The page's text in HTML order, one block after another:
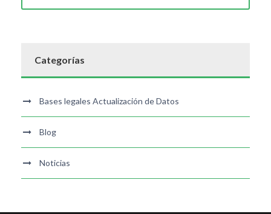
Categorías
Bases legales Actualización de Datos
Blog
Noticias